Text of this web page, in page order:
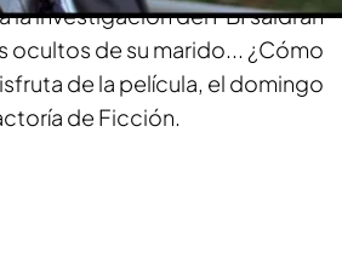
la investigación del FBI saldrán
ocultos de su marido... ¿Cómo
de la película, el domingo
de Ficción.